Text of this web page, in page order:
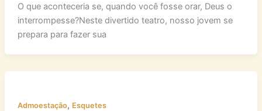
O que aconteceria se, quando você fosse orar, Deus o
interrompesse?Neste divertido teatro, nosso jovem se
prepara para fazer sua
Admoestação, Esquetes